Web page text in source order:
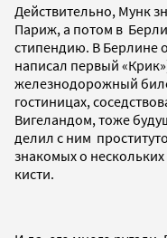
Действительно, Мунк
Париж, а потом в
стипендию. В Берлине
написал первый
железнодорожный
гостиницах,
Вигеландом, тоже
делил с ним
знакомых о
кисти.